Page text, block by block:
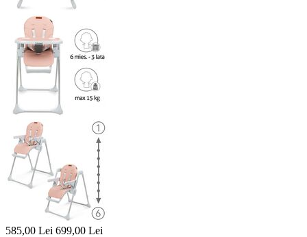
585,00 Lei 699,00 Lei